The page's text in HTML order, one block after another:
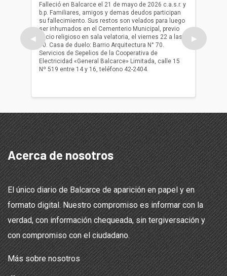
◀
Falleció en Balcarce el 21 de mayo de 2026 c.a.s.r. y
b.p. Familiares, amigos y demas deudos participan
su fallecimiento. Sus restos son velados para luego
ser inhumados en el Cementerio Municipal, previo
oficio religioso en sala velatoria, el viernes 22 a las
10. Casa de duelo: Barrio Arquitectura N° 70.
Servicios de Sepelios de la Cooperativa de
Electricidad «General Balcarce» Limitada, calle 15
Nº 519 entre 14 y 16, teléfono 42-2404.
ser
oficio
▶
Acerca de nosotros
El único diario de Balcarce de aparición en papel y en
formato digital. Nuestro compromiso es informar con la
verdad, con información chequeada, sin tergiversación y
con compromiso con el ciudadano.
Más sobre nosotros